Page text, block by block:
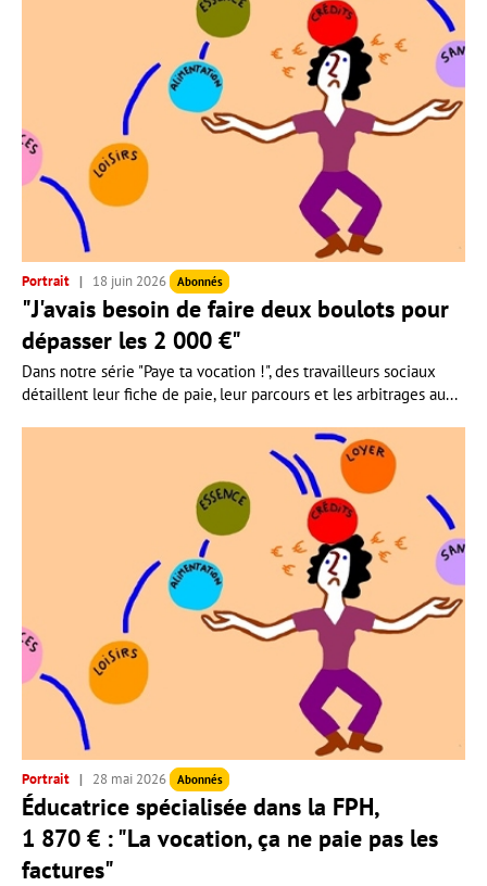
Portrait 18 juin 2026 Abonnés
"J'avais besoin de faire deux boulots pour
dépasser les 2 000 €"
Dans notre série "Paye ta vocation !", des travailleurs sociaux
détaillent leur fiche de paie, leur parcours et les arbitrages au...
Portrait 28 mai 2026 Abonnés
Éducatrice spécialisée dans la FPH,
1 870 € : "La vocation, ça ne paie pas les
factures"